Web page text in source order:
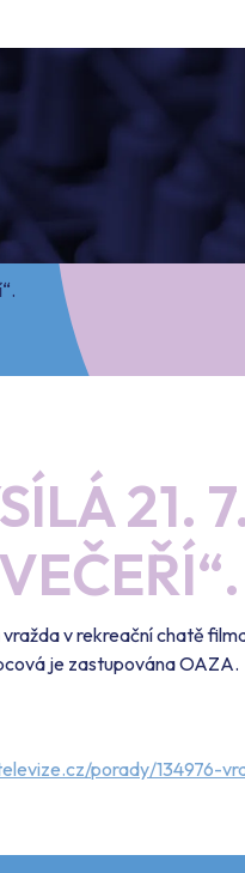
21.
vražda v rekreační chatě
je zastupována OAZA.
porady/134976-